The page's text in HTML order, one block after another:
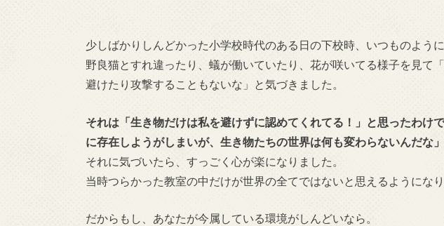
少しばかりしんどかった小学校時代のある日の下校時、いつものよう
野良猫とすれ違ったり、蟻が働いていたり、花が咲いてる様子を見て
避けたり攻撃することもないな」と気づきました。
それは「生き物だけは私を避けずに認めてくれてる！」と思ったわけ
に存在しようがしまいが、生き物たちの世界は何も変わらないんだな
それに気づいたら、すっごく心が楽になりました。
当時つらかった教室の中だけが世界の全てではないと思えるようになり
だからもし、あなたが今属している環境がしんどいなら。